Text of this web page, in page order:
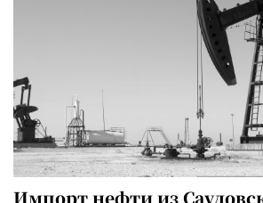
Импорт нефти из